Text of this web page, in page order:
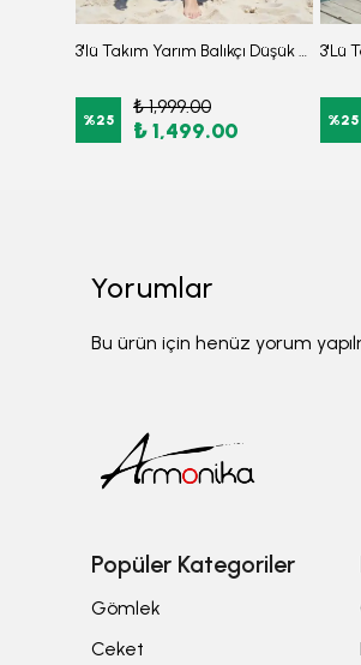
3'lü Takım Yarım Balıkçı Düşük Omuz Yarasakol Likralı Kumaş Burkini Tesettür Mayo D32
%25
₺ 1,999.00
₺ 1,499.00 %25
Yorumlar
Bu ürün için henüz yorum
Popüler Kategoriler
Gömlek
Ceket